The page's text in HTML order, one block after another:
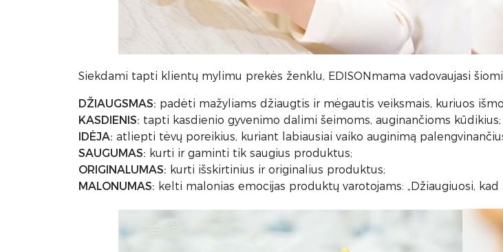
Siekdami tapti klientų mylimu prekės ženklu, EDISONmama vadovaujasi
DŽIAUGSMAS: padėti mažyliams džiaugtis ir mėgautis veiksmais, kuriuos
KASDIENIS: tapti kasdienio gyvenimo dalimi šeimoms, auginančioms kūdikius;
IDĖJA: atliepti tėvų poreikius, kuriant labiausiai vaiko auginimą
SAUGUMAS: kurti ir gaminti tik saugius produktus;
ORIGINALUMAS: kurti išskirtinius ir originalius produktus;
MALONUMAS: kelti malonias emocijas produktų varotojams: „Džiaugiuosi, kad